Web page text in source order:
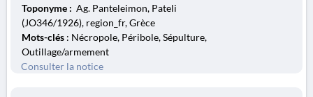
Toponyme : Ag. Panteleimon, Pateli
(JO346/1926), region_fr, Grèce
Mots-clés : Nécropole, Péribole, Sépulture,
Outillage/armement
Consulter la notice